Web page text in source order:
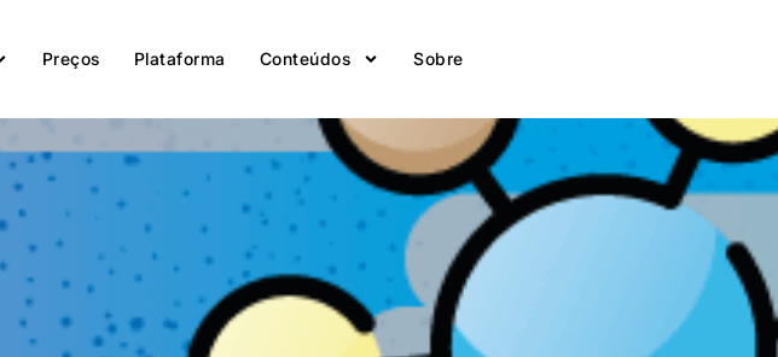
Preços Plataforma Conteúdos Sobre